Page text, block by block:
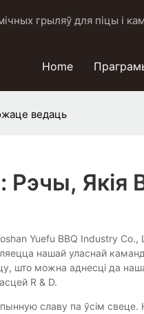
грыляў для піцы і
Home
ведаць
Рэчы,
Yuefu BBQ Industry
нашай уласнай
што можна аднесці да
R & D.
славу па ўсім